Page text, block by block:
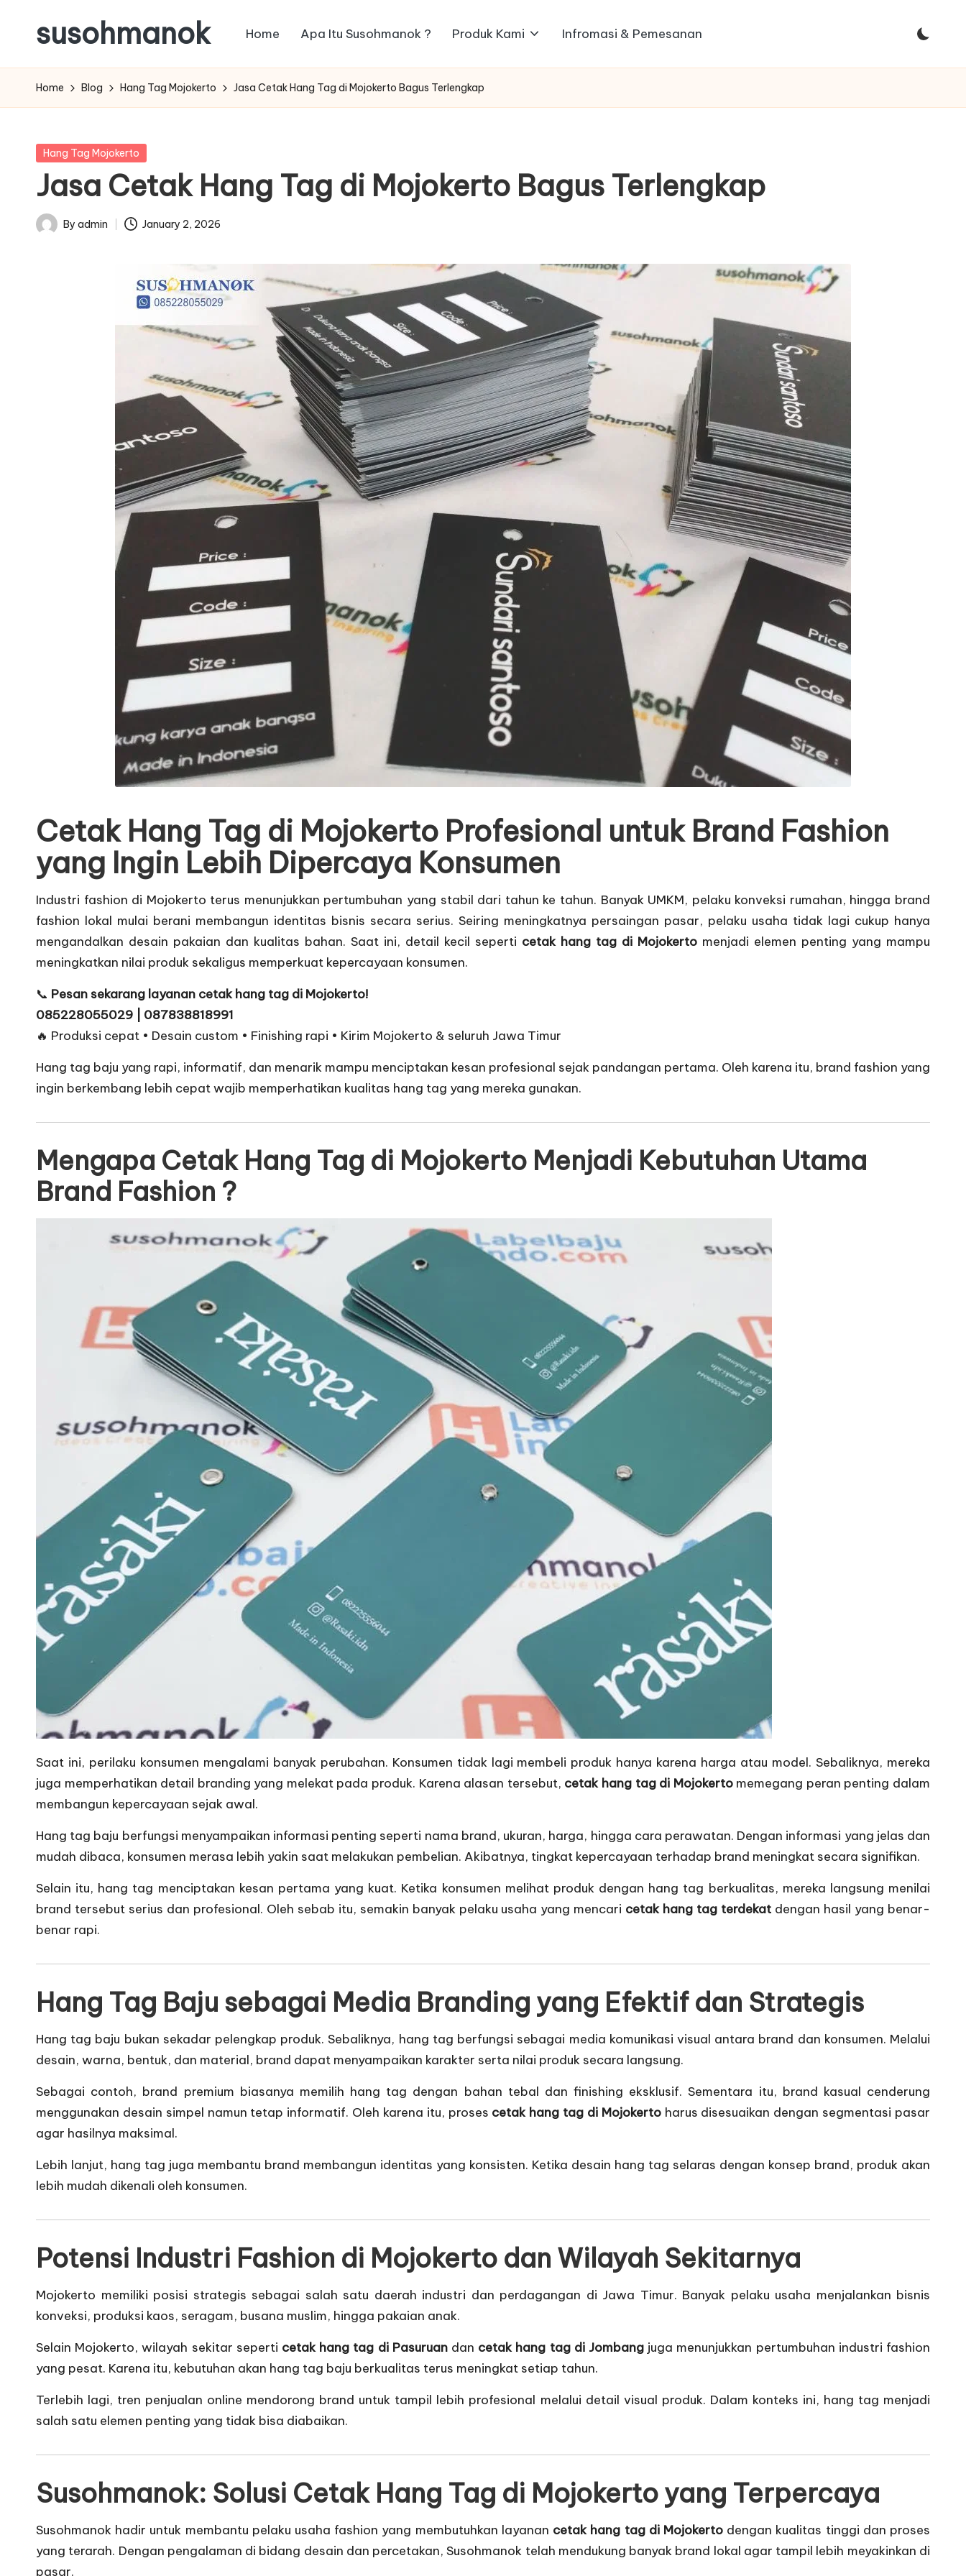
content
susohmanok Home Apa Itu Susohmanok ? Produk Kami Infromasi & Pemesanan
Home Blog Hang Tag Mojokerto Jasa Cetak Hang Tag di Mojokerto Bagus Terlengkap
Posted
Hang Tag Mojokerto
Jasa Cetak Hang Tag di Mojokerto Bagus Terlengkap
Posted
By admin January 2, 2026
Cetak Hang Tag di Mojokerto Profesional untuk Brand Fashion
yang Ingin Lebih Dipercaya Konsumen
Industri fashion di Mojokerto terus menunjukkan pertumbuhan yang stabil dari tahun ke tahun. Banyak UMKM, pelaku konveksi rumahan, hingga brand
fashion lokal mulai berani membangun identitas bisnis secara serius. Seiring meningkatnya persaingan pasar, pelaku usaha tidak lagi cukup hanya
mengandalkan desain pakaian dan kualitas bahan. Saat ini, detail kecil seperti cetak hang tag di Mojokerto menjadi elemen penting yang mampu
meningkatkan nilai produk sekaligus memperkuat kepercayaan konsumen.
📞 Pesan sekarang layanan cetak hang tag di Mojokerto!
085228055029 | 087838818991
🔥 Produksi cepat • Desain custom • Finishing rapi • Kirim Mojokerto & seluruh Jawa Timur
Hang tag baju yang rapi, informatif, dan menarik mampu menciptakan kesan profesional sejak pandangan pertama. Oleh karena itu, brand fashion yang
ingin berkembang lebih cepat wajib memperhatikan kualitas hang tag yang mereka gunakan.
Mengapa Cetak Hang Tag di Mojokerto Menjadi Kebutuhan Utama
Brand Fashion ?
Saat ini, perilaku konsumen mengalami banyak perubahan. Konsumen tidak lagi membeli produk hanya karena harga atau model. Sebaliknya, mereka
juga memperhatikan detail branding yang melekat pada produk. Karena alasan tersebut, cetak hang tag di Mojokertomemegang peran penting dalam
membangun kepercayaan sejak awal.
Hang tag baju berfungsi menyampaikan informasi penting seperti nama brand, ukuran, harga, hingga cara perawatan. Dengan informasi yang jelas dan
mudah dibaca, konsumen merasa lebih yakin saat melakukan pembelian. Akibatnya, tingkat kepercayaan terhadap brand meningkat secara signifikan.
Selain itu, hang tag menciptakan kesan pertama yang kuat. Ketika konsumen melihat produk dengan hang tag berkualitas, mereka langsung menilai
brand tersebut serius dan profesional. Oleh sebab itu, semakin banyak pelaku usaha yang mencari cetak hang tag terdekat dengan hasil yang benar-
benar rapi.
Hang Tag Baju sebagai Media Branding yang Efektif dan Strategis
Hang tag baju bukan sekadar pelengkap produk. Sebaliknya, hang tag berfungsi sebagai media komunikasi visual antara brand dan konsumen. Melalui
desain, warna, bentuk, dan material, brand dapat menyampaikan karakter serta nilai produk secara langsung.
Sebagai contoh, brand premium biasanya memilih hang tag dengan bahan tebal dan finishing eksklusif. Sementara itu, brand kasual cenderung
menggunakan desain simpel namun tetap informatif. Oleh karena itu, proses cetak hang tag di Mojokertoharus disesuaikan dengan segmentasi pasar
agar hasilnya maksimal.
Lebih lanjut, hang tag juga membantu brand membangun identitas yang konsisten. Ketika desain hang tag selaras dengan konsep brand, produk akan
lebih mudah dikenali oleh konsumen.
Potensi Industri Fashion di Mojokerto dan Wilayah Sekitarnya
Mojokerto memiliki posisi strategis sebagai salah satu daerah industri dan perdagangan di Jawa Timur. Banyak pelaku usaha menjalankan bisnis
konveksi, produksi kaos, seragam, busana muslim, hingga pakaian anak.
Selain Mojokerto, wilayah sekitar seperti cetak hang tag di Pasuruandan cetak hang tag di Jombang juga menunjukkan pertumbuhan industri fashion
yang pesat. Karena itu, kebutuhan akan hang tag baju berkualitas terus meningkat setiap tahun.
Terlebih lagi, tren penjualan online mendorong brand untuk tampil lebih profesional melalui detail visual produk. Dalam konteks ini, hang tag menjadi
salah satu elemen penting yang tidak bisa diabaikan.
Susohmanok: Solusi Cetak Hang Tag di Mojokerto yang Terpercaya
Susohmanok hadir untuk membantu pelaku usaha fashion yang membutuhkan layanan cetak hang tag di Mojokertodengan kualitas tinggi dan proses
yang terarah. Dengan pengalaman di bidang desain dan percetakan, Susohmanok telah mendukung banyak brand lokal agar tampil lebih meyakinkan di
pasar.